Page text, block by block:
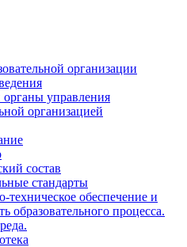
организации
органы управления
организацией
состав
стандарты
техническое обеспечение и
образовательного процесса.